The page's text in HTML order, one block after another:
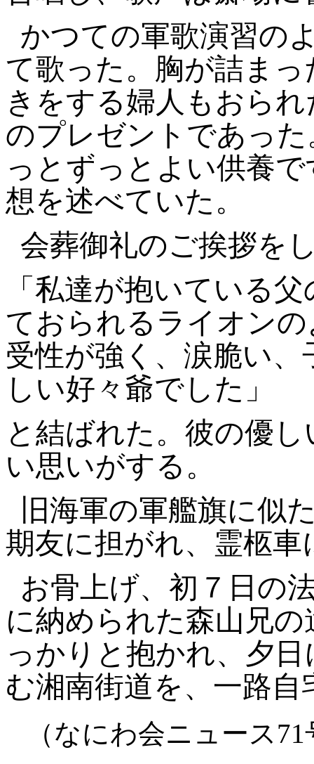
かつての軍歌演習の
て歌った。胸が詰ま
きをする婦人もおら
のプレゼントであっ
っとずっとよい供養
想を述べていた。
会葬御礼のご挨拶を
「私達が抱いている
ておられるライオン
受性が強く、涙脆い
しい好々爺でした」
と結ばれた。彼の優
い思いがする。
旧海軍の軍艦旗に似
期友に担がれ、霊柩
お骨上げ、初７日の
に納められた森山兄
っかりと抱かれ、夕
む湘南街道を、一路自
（なにわ会ニュース